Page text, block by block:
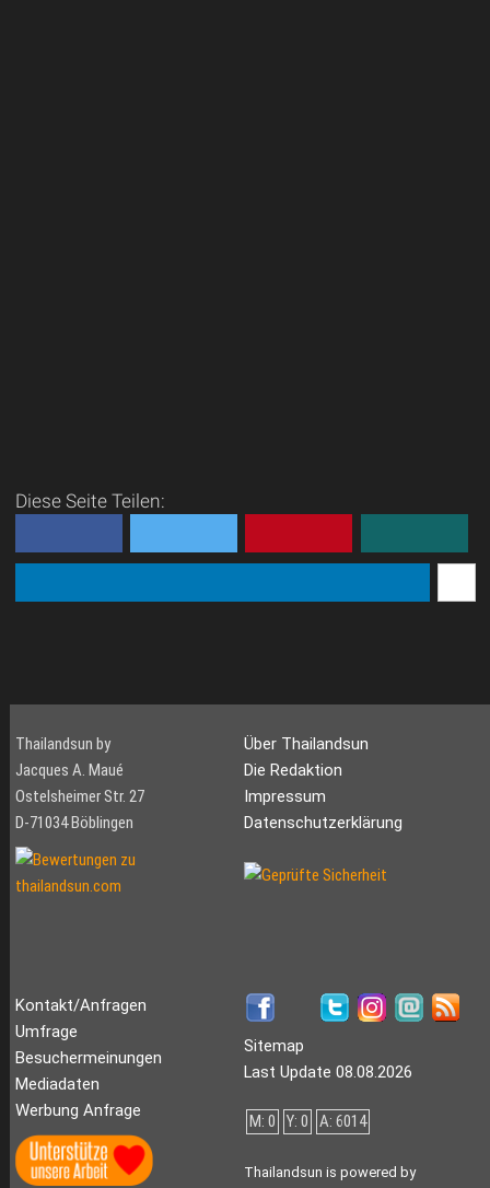
Diese Seite Teilen:
Thailandsun by
Jacques A. Maué
Ostelsheimer Str. 27
D-71034 Böblingen
Über Thailandsun
Die Redaktion
Impressum
Datenschutzerklärung
Kontakt/Anfragen
Umfrage
Besuchermeinungen
Mediadaten
Werbung Anfrage
Sitemap
Last Update 08.08.2026
M: 0 Y: 0 A: 6014
Thailandsun is powered by